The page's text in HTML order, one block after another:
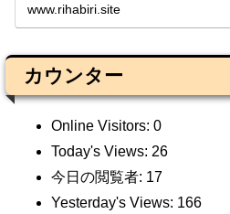
www.rihabiri.site
カウンター
Online Visitors: 0
Today's Views: 26
今日の閲覧者: 17
Yesterday's Views: 166